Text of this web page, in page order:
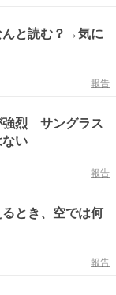
んと読む？→気に
報告
強烈 サングラス
い
報告
とき、空では何
報告